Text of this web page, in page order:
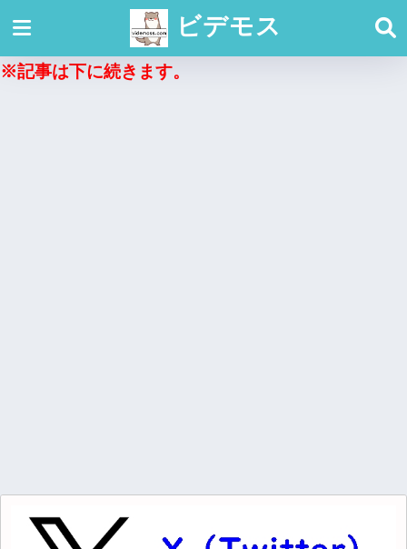
ビデモス
※記事は下に続きます。